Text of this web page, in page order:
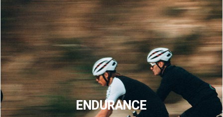
ENDURANCE